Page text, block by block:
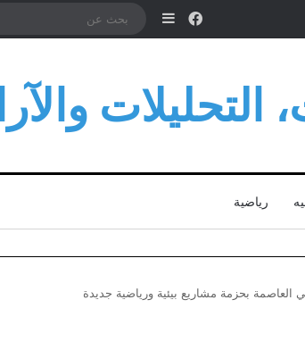
فيسبوكإضافة عمود جانبي
رياضية
العاصمة بحزمة مشاريع بيئية ورياضية جديدة